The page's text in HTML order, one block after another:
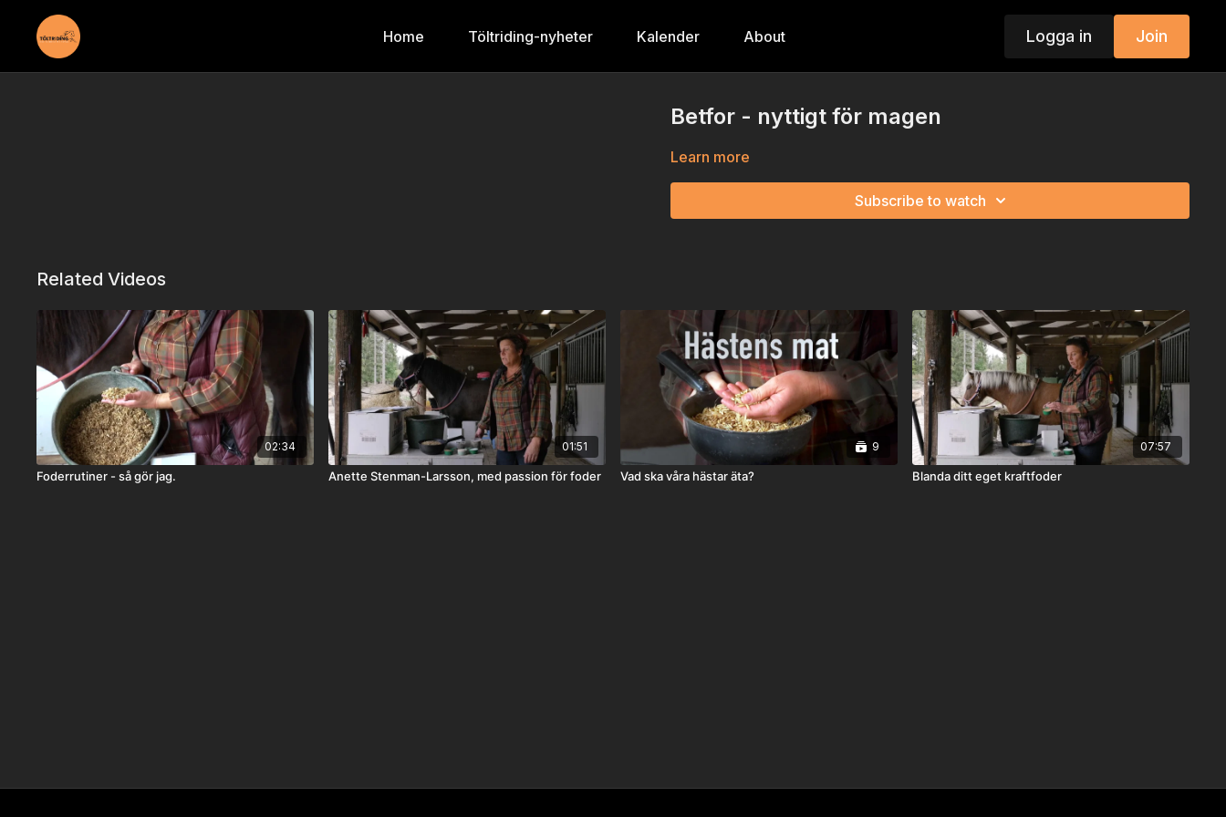
Home Töltriding-nyheter Kalender About Logga in Join
Betfor - nyttigt för magen
Learn more
Subscribe to watch
Related Videos
02:34
Foderrutiner - så gör jag.
01:51
Anette Stenman-Larsson, med passion för foder
9
Vad ska våra hästar äta?
07:57
Blanda ditt eget kraftfoder